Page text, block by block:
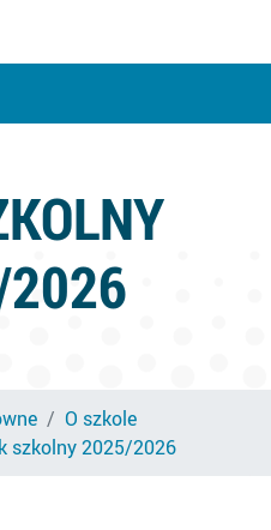
O szkole
szkolny 2025/2026